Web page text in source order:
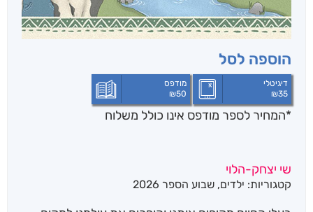
הוספה לסל
דיגיטלי
₪35
מודפס
₪50
*המחיר לספר מודפס אינו כולל משלוח
שי יצחק-הלוי
קטגוריות: ילדים, שבוע הספר 2026